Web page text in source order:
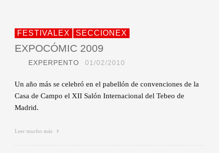
FESTIVALEX SECCIONEX
EXPOCÓMIC 2009
EXPERPENTO 01/02/2010
Un año más se celebró en el pabellón de convenciones de la
Casa de Campo el XII Salón Internacional del Tebeo de
Madrid.
Leer mucho más